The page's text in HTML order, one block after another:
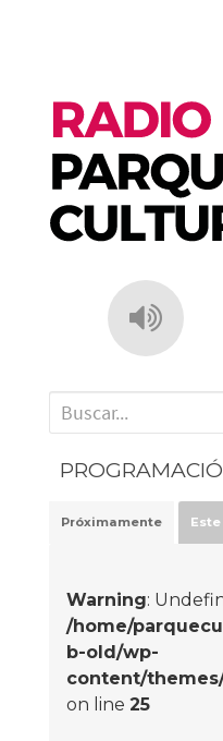
' . __('Search for:') . '
Próximamente Este
Warning:
/home/
b-old/wp-
content/
on line 25